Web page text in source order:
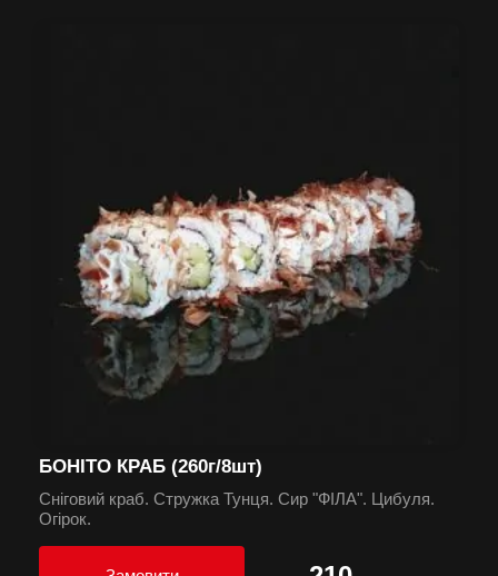
БОНІТО КРАБ (260г/8шт)
Сніговий краб. Стружка Тунця. Сир "ФІЛА". Цибуля.
Огірок.